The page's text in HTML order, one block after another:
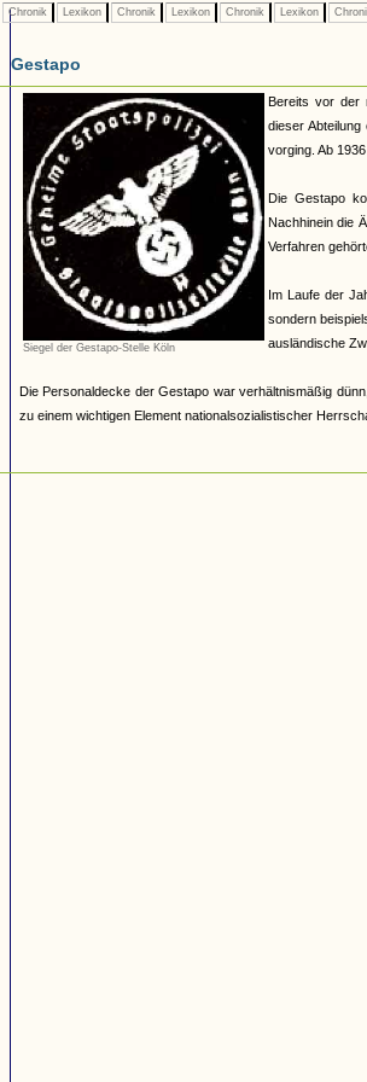
Chronik Lexikon Chronik Lexikon Chronik Lexikon
Gestapo
Siegel der Gestapo-Stelle Köln
Bereits vor der
dieser
vorging. Ab
Die Gestapo
Nachhinein die
Verfahren
Im Laufe der
sondern
ausländische
Die Personaldecke der Gestapo war verhältnismäßig
zu einem wichtigen Element nationalsozialistischer